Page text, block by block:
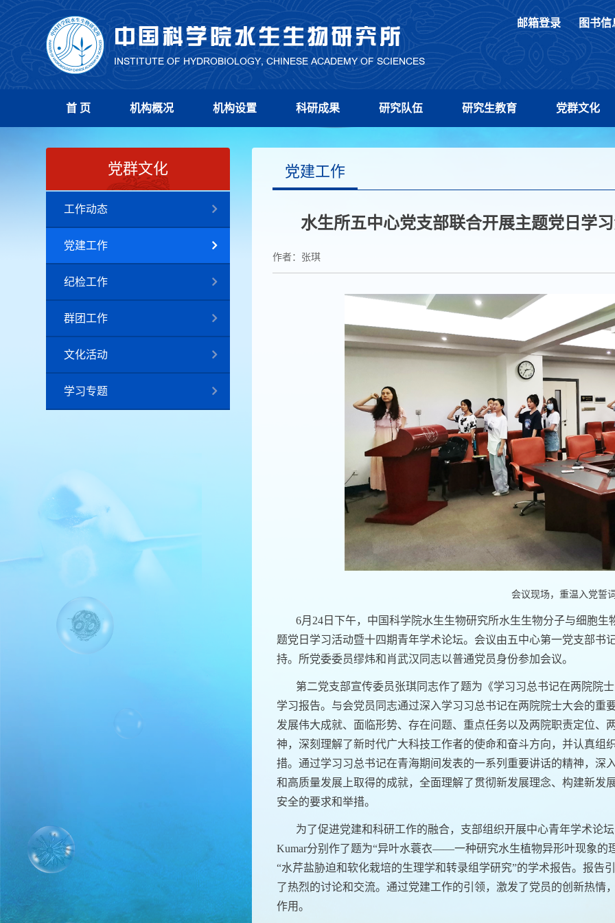
邮箱登录 图书信
首 页 机构概况 机构设置 科研成果 研究队伍 研究生教育 党群文化
党群文化
工作动态
党建工作
纪检工作
群团工作
文化活动
学习专题
党建工作
水生所五中心党支部联合开展主题党日学
作者：张琪
会议现场，重温入党誓
6月 24 日下午，中国科学院水生生物研究所水生生物分子与细胞
题党日学习活动暨十四期青年学术论坛。会议由五中心第一党支部书
持。所党委委员缪炜和肖武汉同志以普通党员身份参加会议。
第二党支部宣传委员张琪同志作了题为《学习习总书记在两院院
学习报告。与会党员同志通过深入学习习总书记在两院院士大会的重
发展伟大成就、面临形势、存在问题、重点任务以及两院职责定位、
神，深刻理解了新时代广大科技工作者的使命和奋斗方向，并认真组
措。通过学习习总书记在青海期间发表的一系列重要讲话的精神，深
和高质量发展上取得的成就，全面理解了贯彻新发展理念、构建新发
安全的要求和举措。
为了促进党建和科研工作的融合，支部组织开展中心青年学术论
Kumar分别作了题为“异叶水蓑衣——一种研究水生植物异形叶现象的
“水芹盐胁迫和软化栽培的生理学和转录组学研究”的学术报告。报告
了热烈的讨论和交流。通过党建工作的引领，激发了党员的创新热情
作用。